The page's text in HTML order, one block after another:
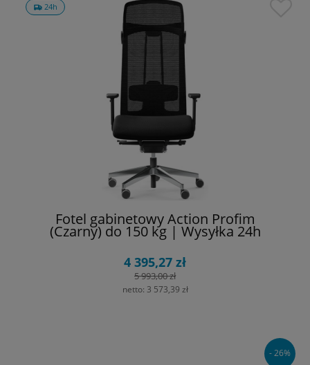
24h
Fotel gabinetowy Action Profim
(Czarny) do 150 kg | Wysyłka 24h
4 395,27 zł
5 993,00 zł
netto: 3 573,39 zł
- 26%